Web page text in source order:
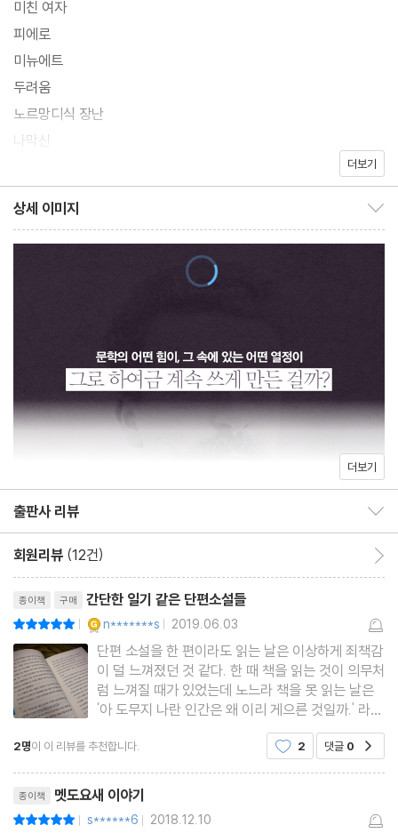
이 늙지 않는 이유이다.”라고 모파상을 평가했으며, 콩쿠르문학상
수상 작가인 로제 베르셀은 “거의 병적이다 싶을 정도로 놀라운 감
수성을 타고나서 본능적으로 삶의 세밀한 디테일을 발견해 내는 경
이로운 예술가, 군더더기 하나 없이 본질만 남은 모파상의 문체는 시
간에 부식되지 않는다.”고 말했다.
작품을 읽어 보면 모파상에 대한 이런 평들이 과연 과장된 것이 아님
을 깨닫게 된다. 그만큼 모파상의 필력은 실로 엄청나다. 백 년이 훌
쩍 지났지만, 시대적 거리감이 전혀 느껴지지 않을 만큼 문체는 세련
는 게 놀라울 정도. 모파상 작품에는 ‘막장 드라마’라고 볼 수 있을
만한 요소들이 많이 등장하지만, 그것을 클래식하고 우아하게, 낭만
도끼가 아니면 안 되는 것’이라는 카프카의 말처럼, 놀라운 반전과
통찰로 많은 독자들의 뒤통수를 때리며 삶의 진실을 보여준 작가 ‘모
파상’. 그의 작품을 재미있게 읽은 독자라면 『멧도요새 이야기』를 통
해 모파상의 예리한 눈 속에 빠져보아도 좋을 것이다.
미친 여자
피에로
미뉴에트
두려움
노르망디식 장난
나막신
노르망디 사람
유언장
발터 슈나프스의 모험
비곗덩어리
기 드 모파상 연보
더보기
상세 이미지
더보기
출판사 리뷰
회원리뷰 (12건)
종이책 구매 간단한 일기 같은 단편소설들
| n*******s | 2019.06.03
단편 소설을 한 편이라도 읽는 날은 이상하게 죄책감
이 덜 느껴졌던 것 같다. 한 때 책을 읽는 것이 의무처
럼 느껴질 때가 있었는데 노느라 책을 못 읽는 날은
'아 도무지 나란 인간은 왜 이리 게으른 것일까.' 라고
생각하며 괴로웠었다. 그래서 안톤체홉이라던가 에
드가 앨런 포 등의 작가들이 쓴 단편 소설을 하나라
감은 오히려 활자
2명이 이 리뷰를 추천합니다. 2 댓글 0
종이책 멧도요새 이야기
| s******6 | 2018.12.10